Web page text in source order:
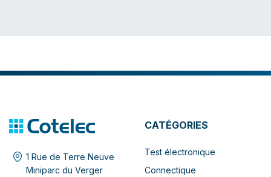
1 Rue de Terre Neuve
Miniparc du Verger
CATÉGORIES
Test électronique
Connectique